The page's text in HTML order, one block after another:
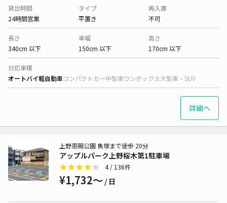
貸出時間
24時間営業
タイプ
平置き
再入庫
不可
長さ
340cm 以下
車幅
150cm 以下
高さ
170cm 以下
対応車種
オートバイ軽自動車コンパクトカー中型車ワンボックス大型車・SUV
詳細へ
アップルパーク上野桜木第1駐車場
上野恩賜公園 魚塚まで徒歩 20分
4/ 136件
¥1,732〜 / 日